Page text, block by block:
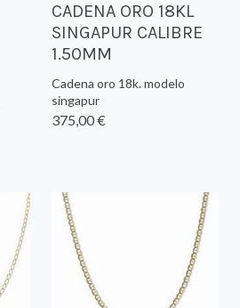
CADENA ORO 18KL
SINGAPUR CALIBRE
1.50MM
Cadena oro 18k. modelo
singapur
375,00 €